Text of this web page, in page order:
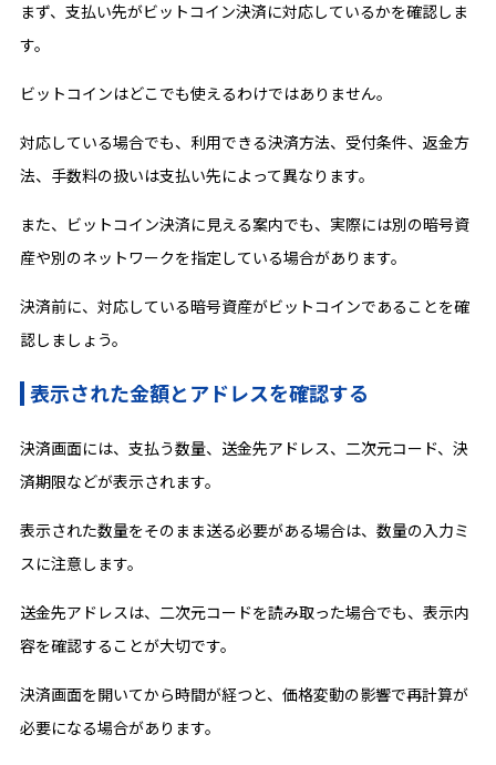
まず、支払い先がビットコイン決済に対応しているかを確認しま
す。
ビットコインはどこでも使えるわけではありません。
対応している場合でも、利用できる決済方法、受付条件、返金方
法、手数料の扱いは支払い先によって異なります。
また、ビットコイン決済に見える案内でも、実際には別の暗号資
産や別のネットワークを指定している場合があります。
決済前に、対応している暗号資産がビットコインであることを確
認しましょう。
表示された金額とアドレスを確認する
決済画面には、支払う数量、送金先アドレス、二次元コード、決
済期限などが表示されます。
表示された数量をそのまま送る必要がある場合は、数量の入力ミ
スに注意します。
送金先アドレスは、二次元コードを読み取った場合でも、表示内
容を確認することが大切です。
決済画面を開いてから時間が経つと、価格変動の影響で再計算が
必要になる場合があります。